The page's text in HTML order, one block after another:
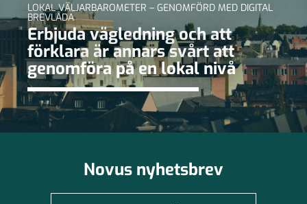
LOKAL VÄLJARBAROMETER – GENOMFÖRD MED DIGITAL
BREVLÅDA
Erbjuda vägledning och att
förklara är annars svårt att
genomföra på en lokal nivå
Novus nyhetsbrev